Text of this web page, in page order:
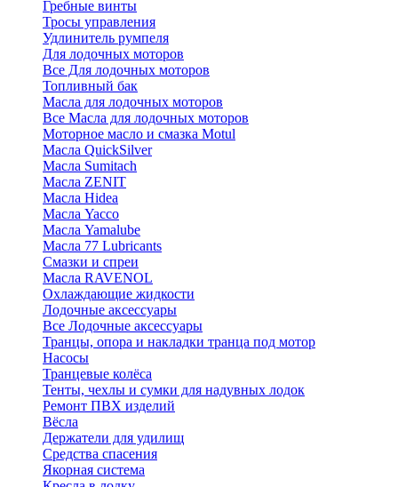
Гребные винты
Тросы управления
Удлинитель румпеля
Для лодочных моторов
Все Для лодочных моторов
Топливный бак
Масла для лодочных моторов
Все Масла для лодочных моторов
Моторное масло и смазка Motul
Масла QuickSilver
Масла Sumitach
Масла ZENIT
Масла Hidea
Масла Yacco
Масла Yamalube
Масла 77 Lubricants
Смазки и спреи
Масла RAVENOL
Охлаждающие жидкости
Лодочные аксессуары
Все Лодочные аксессуары
Транцы, опора и накладки транца под мотор
Насосы
Транцевые колёса
Тенты, чехлы и сумки для надувных лодок
Ремонт ПВХ изделий
Вёсла
Держатели для удилищ
Средства спасения
Якорная система